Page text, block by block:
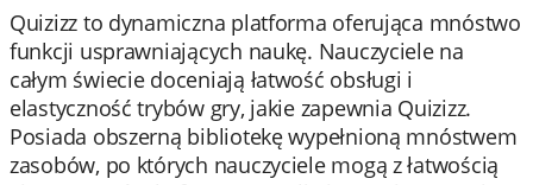
Quizizz to dynamiczna platforma oferująca mnóstwo
funkcji usprawniających naukę. Nauczyciele na
całym świecie doceniają łatwość obsługi i
elastyczność trybów gry, jakie zapewnia Quizizz.
Posiada obszerną bibliotekę wypełnioną mnóstwem
zasobów, po których nauczyciele mogą z łatwością